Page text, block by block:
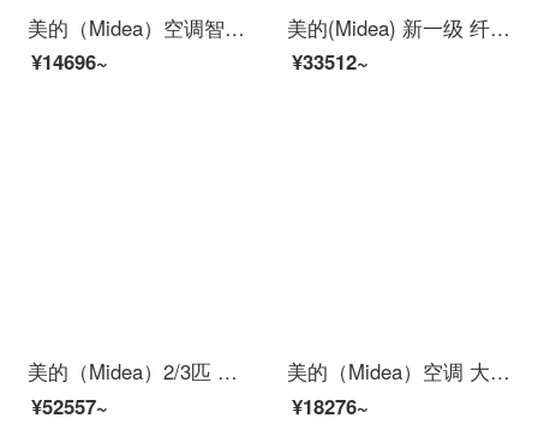
美的（Midea）空调智弧 大1匹/1.5匹 新三级变频空调冷暖 自清洁智能低噪空调制暖挂机 MJA 大1匹--适用面积11-17㎡
¥14696~
美的(Midea) 新一级 纤白 专利无风感空调 智能家电 变频冷暖 1.5匹壁挂式空调挂机KFR-35GW/N8MWA1
¥33512~
美的（Midea）2/3匹 变频柜机空调 空调柜式 美的空调立式 新能效 智能家电 立柜式空调 KFR-51LW/N8MJA3
¥52557~
美的（Midea）空调 大1匹/1.5匹新一级能效全直流变频冷暖空调 智能除菌大风量空调挂机 极酷 大1.5匹--适用面积15-23㎡
¥18276~